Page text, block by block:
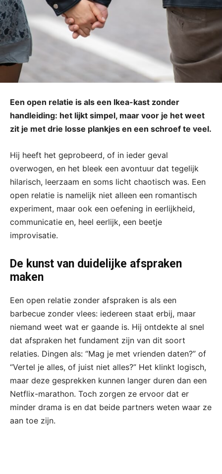
Een open relatie is als een Ikea-kast zonder
handleiding: het lijkt simpel, maar voor je het weet
zit je met drie losse plankjes en een schroef te veel.
Hij heeft het geprobeerd, of in ieder geval
overwogen, en het bleek een avontuur dat tegelijk
hilarisch, leerzaam en soms licht chaotisch was. Een
open relatie is namelijk niet alleen een romantisch
experiment, maar ook een oefening in eerlijkheid,
communicatie en, heel eerlijk, een beetje
improvisatie.
De kunst van duidelijke afspraken
maken
Een open relatie zonder afspraken is als een
barbecue zonder vlees: iedereen staat erbij, maar
niemand weet wat er gaande is. Hij ontdekte al snel
dat afspraken het fundament zijn van dit soort
relaties. Dingen als: “Mag je met vrienden daten?” of
“Vertel je alles, of juist niet alles?” Het klinkt logisch,
maar deze gesprekken kunnen langer duren dan een
Netflix-marathon. Toch zorgen ze ervoor dat er
minder drama is en dat beide partners weten waar ze
aan toe zijn.